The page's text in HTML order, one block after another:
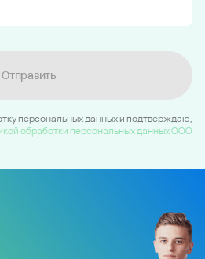
Отправить
персональных данных и подтверждаю,
обработки персональных данных ООО